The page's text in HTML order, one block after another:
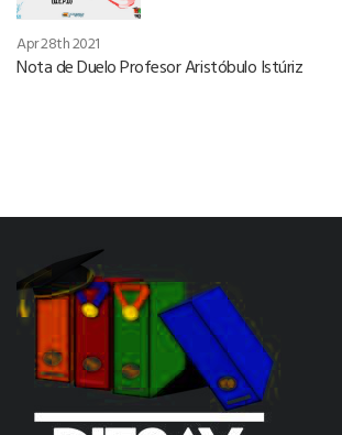
Apr 28th 2021
Nota de Duelo Profesor Aristóbulo Istúriz